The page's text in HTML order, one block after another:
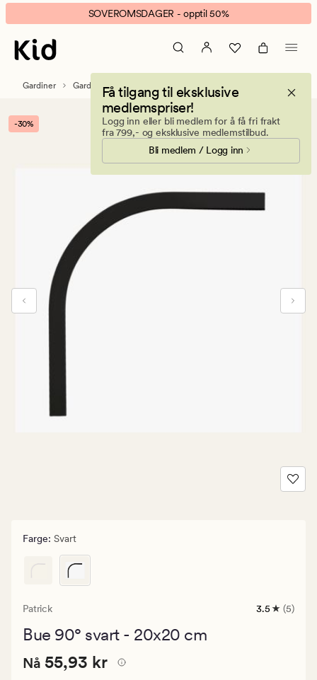
Patrick
Bue
90°
svart
banner.
Klikk
ESCAPE
pause.
SOVEROMSDAGER - opptil 50%
Få tilgang til eksklusive
medlemspriser!
Logg inn eller bli medlem for å få fri frakt
fra 799,- og eksklusive medlemstilbud.
Bli medlem / Logg inn
Gardiner Gardintilbehør Gardinskinner & tilbehør
-30%
Farge: Svart
Patrick
5
3.5 (5)
Bue 90° svart - 20x20 cm
Nåværende
Nåværende pris
Nå 55,93 kr